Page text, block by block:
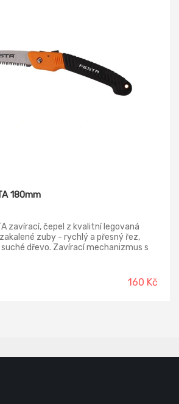
180mm
zavírací, čepel z kvalitní legovaná
zuby - rychlý a přesný řez,
dřevo. Zavírací mechanizmus s
160 Kč